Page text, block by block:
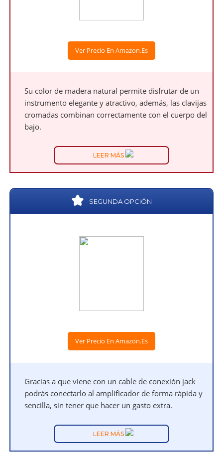
Ver Precio En Amazon.es
Su color de madera natural permite disfrutar de un
instrumento elegante y atractivo, además, las clavijas
cromadas combinan correctamente con el cuerpo del
bajo.
LEER MÁS
SEGUNDA OPCIÓN
Ver Precio En Amazon.es
Gracias a que viene con un cable de conexión jack
podrás conectarlo al amplificador de forma rápida y
sencilla, sin tener que hacer un gasto extra.
LEER MÁS